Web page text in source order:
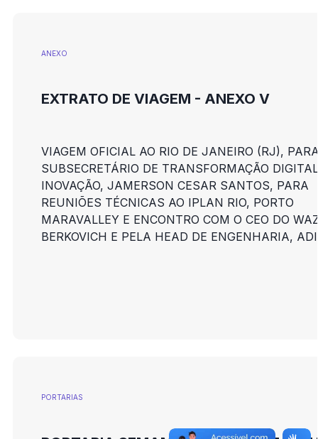
ANEXO
EXTRATO DE VIAGEM - ANEXO V
VIAGEM OFICIAL AO RIO DE JANEIRO (RJ),
SUBSECRETÁRIO DE TRANSFORMAÇÃO
INOVAÇÃO, JAMERSON CESAR SANTOS, PARA
REUNIÕES TÉCNICAS AO IPLAN RIO, PORTO
MARAVALLEY E ENCONTRO COM O CEO DO
BERKOVICH E PELA HEAD DE ENGENHARIA,
PORTARIAS